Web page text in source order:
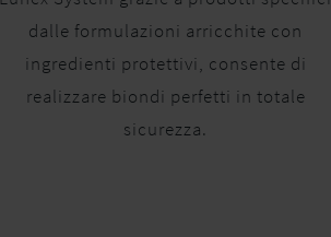
dalle formulazioni arricchite con
ingredienti protettivi, consente di
realizzare biondi perfetti in totale
sicurezza.